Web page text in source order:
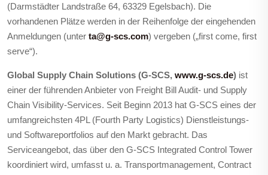
(Darmstädter Landstraße 64, 63329 Egelsbach). Die
vorhandenen Plätze werden in der Reihenfolge der eingehenden
Anmeldungen (unter ta@g-scs.com) vergeben („first come, first
serve“).
Global Supply Chain Solutions (G-SCS, www.g-scs.de) ist
einer der führenden Anbieter von Freight Bill Audit- und Supply
Chain Visibility-Services. Seit Beginn 2013 hat G-SCS eines der
umfangreichsten 4PL (Fourth Party Logistics) Dienstleistungs-
und Softwareportfolios auf den Markt gebracht. Das
Serviceangebot, das über den G-SCS Integrated Control Tower
koordiniert wird, umfasst u. a. Transportmanagement, Contract